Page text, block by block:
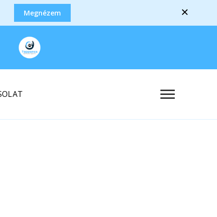
Megnézem
Segítőkutyások